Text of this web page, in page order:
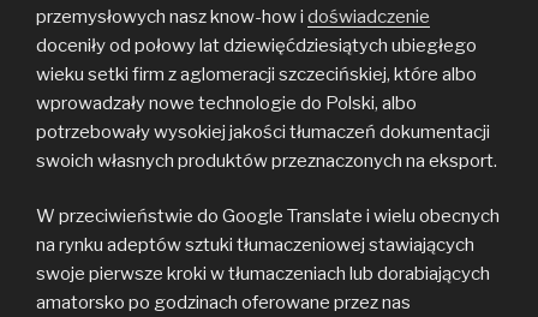
przemysłowych nasz know-how i doświadczenie
doceniły od połowy lat dziewięćdziesiątych ubiegłego
wieku setki firm z aglomeracji szczecińskiej, które albo
wprowadzały nowe technologie do Polski, albo
potrzebowały wysokiej jakości tłumaczeń dokumentacji
swoich własnych produktów przeznaczonych na eksport.
W przeciwieństwie do Google Translate i wielu obecnych
na rynku adeptów sztuki tłumaczeniowej stawiających
swoje pierwsze kroki w tłumaczeniach lub dorabiających
amatorsko po godzinach oferowane przez nas